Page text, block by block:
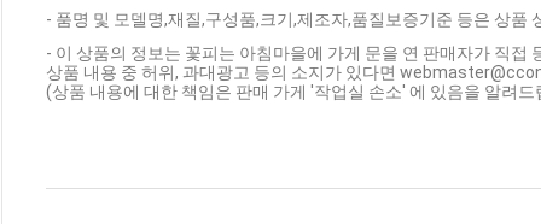
- 품명 및 모델명,재질,구성품,크기,제조자,품질보증기준 등은 상품
- 이 상품의 정보는 꽃피는 아침마을에 가게 문을 연 판매자가 직접
상품 내용 중 허위, 과대광고 등의 소지가 있다면
(상품 내용에 대한 책임은 판매 가게 '작업실 손소' 에 있음을 알려드